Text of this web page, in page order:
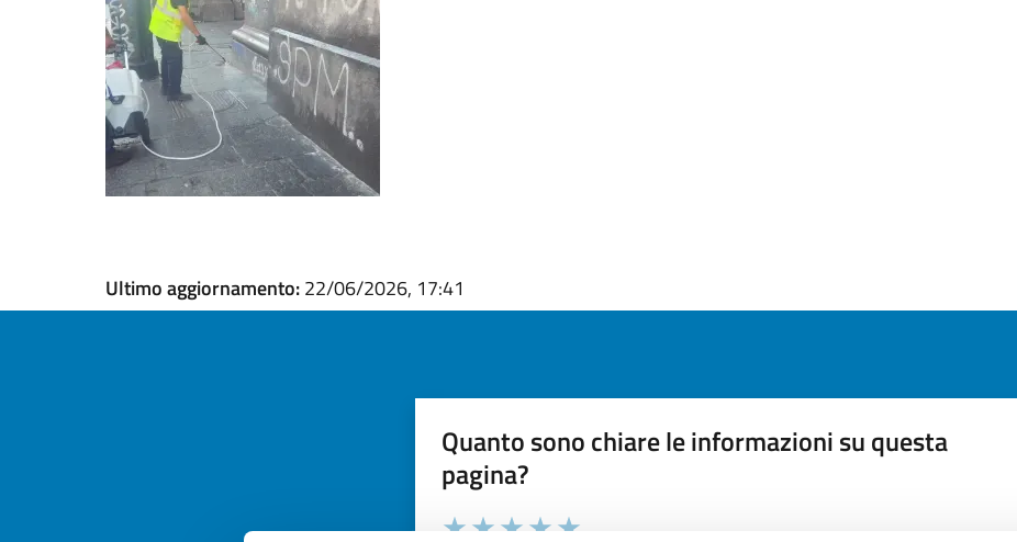
Ultimo aggiornamento:22/06/2026, 17:41
Quanto sono chiare le informazioni su questa
pagina?
Valuta la chiarezza delle informazioni (da 1 a 5 stelle)
Seleziona il numero di stelle per valutare la chiarezza delle informazioni